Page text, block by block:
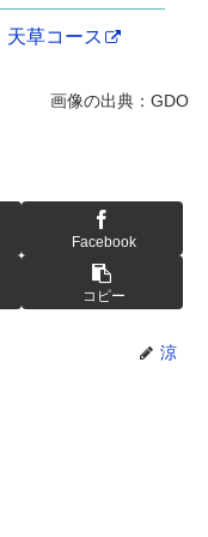
草コース
Facebook
コピー
涼